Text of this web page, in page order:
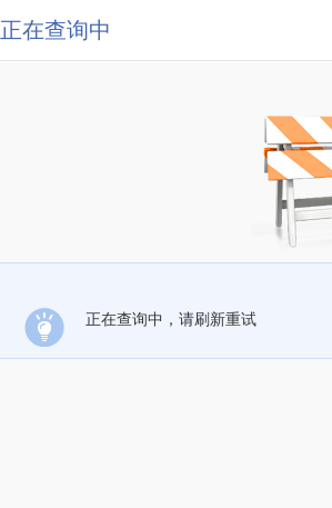
正在查询中
正在查询中，请刷新重试